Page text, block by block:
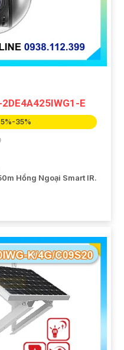
E
5%-35%
Hồng Ngoại Smart IR.